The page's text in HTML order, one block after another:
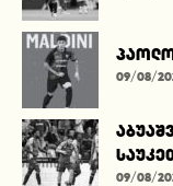
09/08/
09/08/